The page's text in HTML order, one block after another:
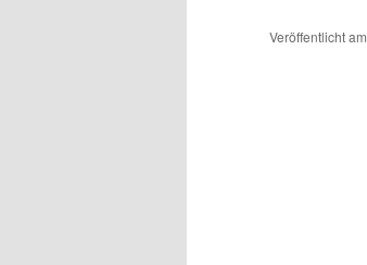
Veröffentlicht am